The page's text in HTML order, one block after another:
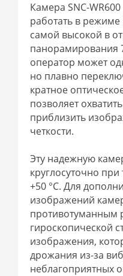
Камера SNC-
работать в режиме
самой высокой в
панорамирования
оператор может
но плавно
кратное
позволяет
приблизить
четкости.
Эту надежную
круглосуточно при
+50 °C. Для
изображений
противотуманным
гироскопической
изображения,
дрожания из-за
неблагоприятных